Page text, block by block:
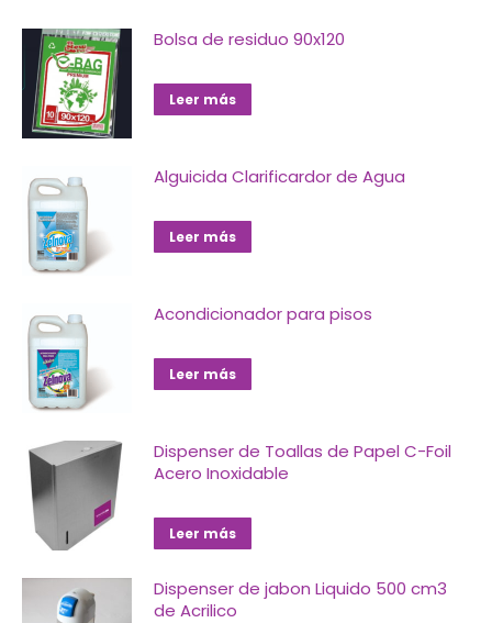
Bolsa de residuo 90x120
Leer más
Alguicida Clarificardor de Agua
Leer más
Acondicionador para pisos
Leer más
Dispenser de Toallas de Papel C-Foil
Acero Inoxidable
Leer más
Dispenser de jabon Liquido 500 cm3
de Acrilico